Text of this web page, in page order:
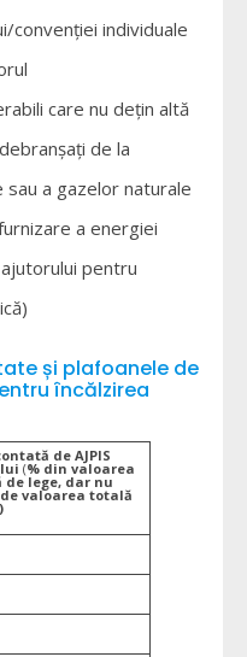
convenţiei individuale
care nu dețin altă
de la
a gazelor naturale
a energiei
pentru
și plafoanele de
încălzirea
de AJPIS
(% din valoarea
de lege, dar nu
valoarea totală